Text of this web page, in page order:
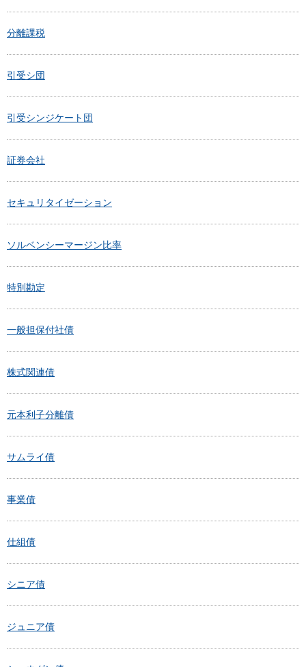
分離課税
引受シ団
引受シンジケート団
証券会社
セキュリタイゼーション
ソルベンシーマージン比率
特別勘定
一般担保付社債
株式関連債
元本利子分離債
サムライ債
事業債
仕組債
シニア債
ジュニア債